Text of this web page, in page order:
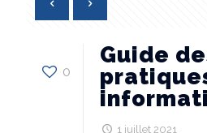
0
Guide
1 juillet 2021